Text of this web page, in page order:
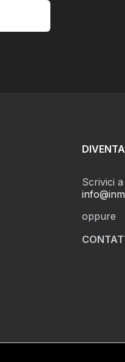
Scrivici a
oppure